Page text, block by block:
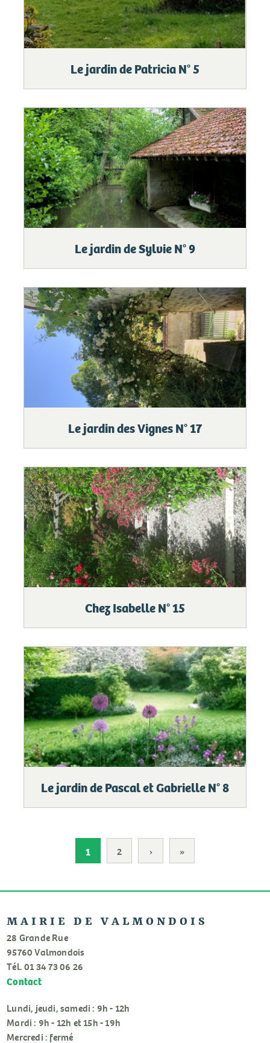
Le jardin de Patricia N° 5
Le jardin de Sylvie N° 9
Le jardin des Vignes N° 17
Chez Isabelle N° 15
Le jardin de Pascal et Gabrielle N° 8
1 2 ›Page
»
MAIRIE DE VALMONDOIS
28 Grande Rue
95760 Valmondois
Tél. 01 34 73 06 26
Contact
Lundi, jeudi, samedi : 9h - 12h
Mardi : 9h - 12h et 15h - 19h
Mercredi : fermé